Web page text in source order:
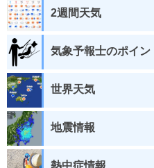
2週間天気
気象予報士のポイン
世界天気
地震情報
熱中症情報